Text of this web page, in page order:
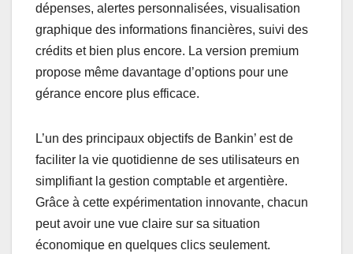
dépenses, alertes personnalisées, visualisation
graphique des informations financières, suivi des
crédits et bien plus encore. La version premium
propose même davantage d’options pour une
gérance encore plus efficace.
L’un des principaux objectifs de Bankin’ est de
faciliter la vie quotidienne de ses utilisateurs en
simplifiant la gestion comptable et argentière.
Grâce à cette expérimentation innovante, chacun
peut avoir une vue claire sur sa situation
économique en quelques clics seulement.